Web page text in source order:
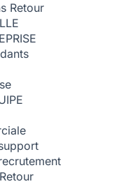
Retour
Retour